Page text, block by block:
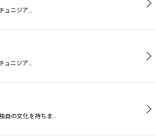
ュニジア…
ュニジア…
自の文化を持ちま…